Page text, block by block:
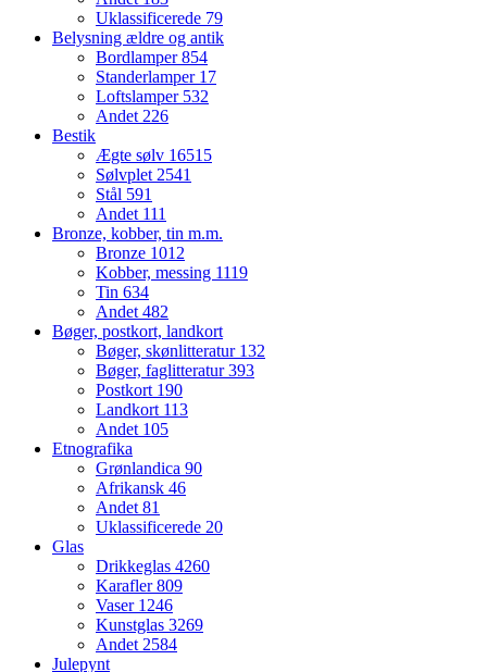
Uklassificerede 79
Belysning ældre og antik
Bordlamper854
Standerlamper 17
Loftslamper 532
Andet 226
Bestik
Ægte sølv 16515
Sølvplet 2541
Stål 591
Andet 111
Bronze, kobber, tin m.m.
Bronze 1012
Kobber, messing 1119
Tin 634
Andet 482
Bøger, postkort, landkort
Bøger, skønlitteratur 132
Bøger, faglitteratur393
Postkort 190
Landkort 113
Andet 105
Etnografika
Grønlandica 90
Afrikansk 46
Andet 81
Uklassificerede 20
Glas
Drikkeglas 4260
Karafler809
Vaser 1246
Kunstglas 3269
Andet 2584
Julepynt